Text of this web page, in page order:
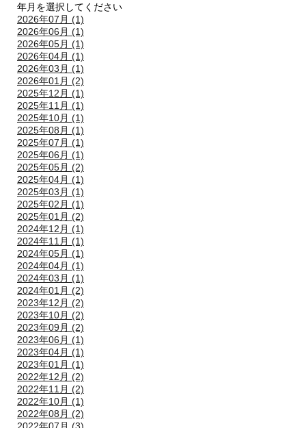
年月を選択してください
2026年07月 (1)
2026年06月 (1)
2026年05月 (1)
2026年04月 (1)
2026年03月 (1)
2026年01月 (2)
2025年12月 (1)
2025年11月 (1)
2025年10月 (1)
2025年08月 (1)
2025年07月 (1)
2025年06月 (1)
2025年05月 (2)
2025年04月 (1)
2025年03月 (1)
2025年02月 (1)
2025年01月 (2)
2024年12月 (1)
2024年11月 (1)
2024年05月 (1)
2024年04月 (1)
2024年03月 (1)
2024年01月 (2)
2023年12月 (2)
2023年10月 (2)
2023年09月 (2)
2023年06月 (1)
2023年04月 (1)
2023年01月 (1)
2022年12月 (2)
2022年11月 (2)
2022年10月 (1)
2022年08月 (2)
2022年07月 (3)